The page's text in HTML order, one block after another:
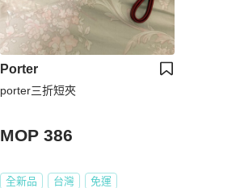
Porter
porter三折短夾
MOP 386
全新品 台灣 免運